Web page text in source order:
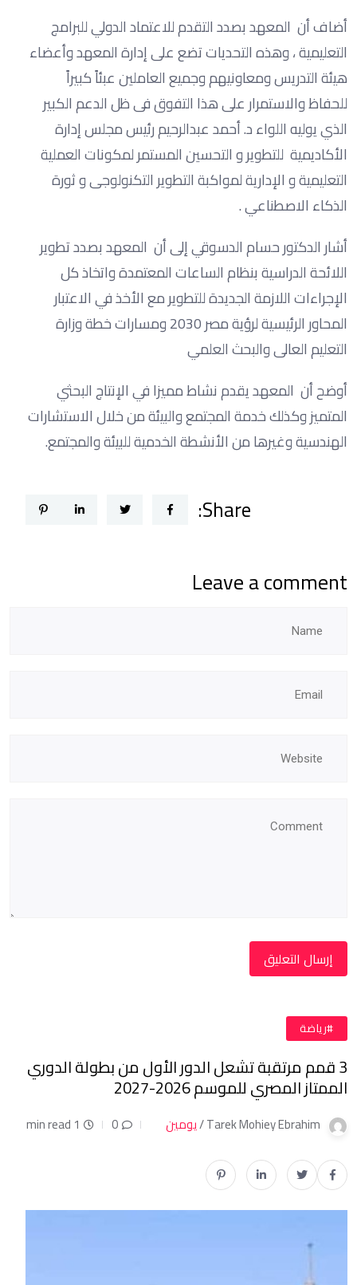
أضاف أن المعهد بصدد التقدم للاعتماد الدولي للبرامج
التعليمية ، وهذه التحديات تضع على إدارة المعهد وأعضاء
هيئة التدريس ومعاونيهم وجميع العاملين عبئاً كبيراً
للحفاظ والاستمرار على هذا التفوق فى ظل الدعم الكبير
الذي يوليه اللواء د. أحمد عبدالرحيم رئيس مجلس إدارة
الأكاديمية للتطوير و التحسين المستمر لمكونات العملية
التعليمية و الإدارية لمواكبة التطوير التكنولوجى و ثورة
الذكاء الاصطناعي .
أشار الدكتور حسام الدسوقي إلى أن المعهد بصدد تطوير
اللائحة الدراسية بنظام الساعات المعتمدة واتخاذ كل
الإجراءات اللازمة الجديدة للتطوير مع الأخذ في الاعتبار
المحاور الرئيسية لرؤية مصر 2030 ومسارات خطة وزارة
التعليم العالى والبحث العلمي
أوضح أن المعهد يقدم نشاط مميزا في الإنتاج البحثي
المتميز وكذلك خدمة المجتمع والبيئة من خلال الاستشارات
الهندسية وغيرها من الأنشطة الخدمية للبيئة والمجتمع.
Share:
Leave a comment
#رياضة
3 قمم مرتقبة تشعل الدور الأول من بطولة الدوري
الممتاز المصري للموسم 2026-2027
Tarek Mohiey Ebrahim / يومين 0
1 min read